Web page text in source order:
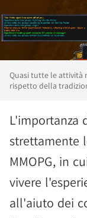
Quasi tutte le attività
rispetto della
L'importanza
strettamente
MMOPG, in
vivere
all'aiuto dei